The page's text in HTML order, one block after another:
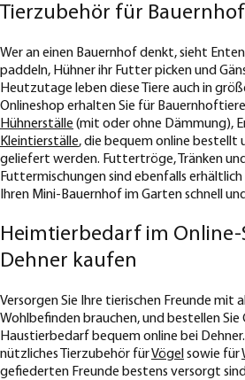
Tierzubehör für
Wer an einen Bauernhof denkt, sieht
paddeln, Hühner ihr Futter picken und
Heutzutage leben diese Tiere auch in
Onlineshop erhalten Sie für Bauernhoftiere
Hühnerställe (mit oder ohne Dämmung),
Kleintierställe, die bequem online bestellt
geliefert werden. Futtertröge, Tränken
Futtermischungen sind ebenfalls erhältlich
Ihren Mini-Bauernhof im Garten schnell
Heimtierbedarf im Online-
Dehner kaufen
Versorgen Sie Ihre tierischen Freunde mit
Wohlbefinden brauchen, und bestellen
Haustierbedarf bequem online bei
nützliches Tierzubehör fürVögel sowie für
gefiederten Freunde bestens versorgt